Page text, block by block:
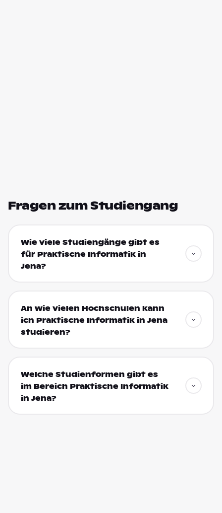
Fragen zum Studiengang
Wie viele Studiengänge gibt es
für Praktische Informatik in
Jena?
An wie vielen Hochschulen kann
ich Praktische Informatik in Jena
studieren?
Welche Studienformen gibt es
im Bereich Praktische Informatik
in Jena?